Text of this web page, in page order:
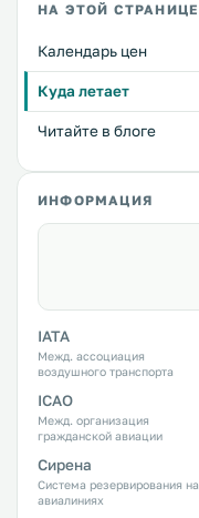
НА ЭТОЙ СТРАНИЦЕ
Календарь цен
Куда летает
Читайте в блоге
ИНФОРМАЦИЯ
IATA
Межд. ассоциация
воздушного транспорта
ICAO
Межд. организация
гражданской авиации
Сирена
Система резервирования на
авиалиниях